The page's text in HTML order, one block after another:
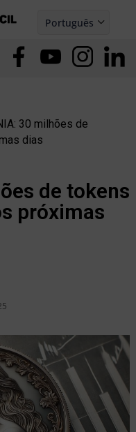
Português
Español
30 milhões de
dias
de tokens
próximas